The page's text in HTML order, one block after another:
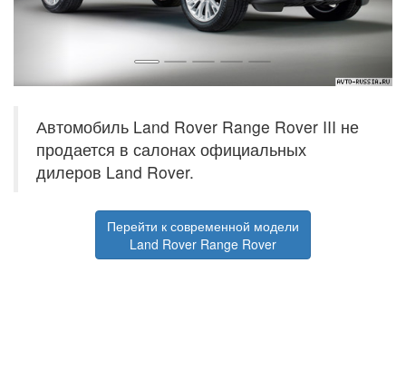
Автомобиль Land Rover Range Rover III не
продается в салонах официальных
дилеров Land Rover.
Перейти к современной модели
Land Rover Range Rover